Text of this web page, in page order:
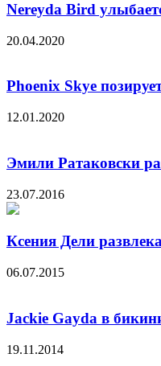
Nereyda Bird
20.04.2020
Phoenix Skye
12.01.2020
Эмили Ратаковски
23.07.2016
Ксения Дели
06.07.2015
Jackie Gayda в
19.11.2014